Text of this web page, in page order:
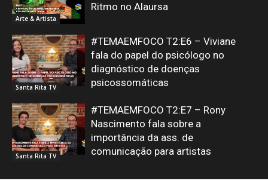
Arte & Artista
Ritmo no Alaursa
Santa Rita TV
#TEMAEMFOCO T2:E6 – Viviane
fala do papel do psicólogo no
diagnóstico de doenças
psicossomáticas
Santa Rita TV
#TEMAEMFOCO T2:E7 – Rony
Nascimento fala sobre a
importância da ass. de
comunicação para artistas